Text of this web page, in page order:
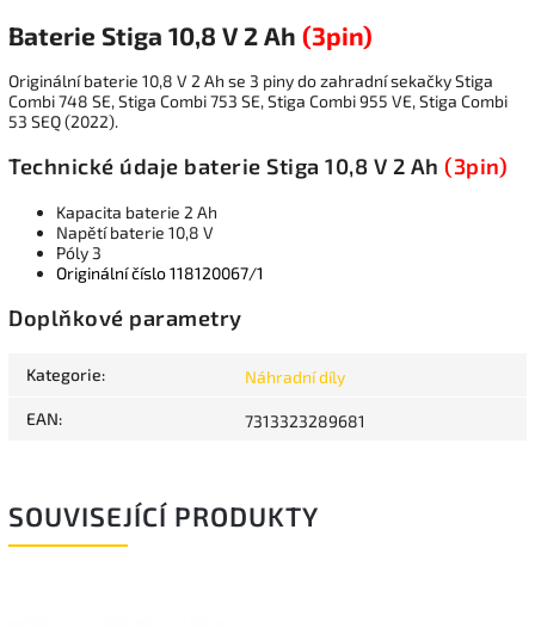
Baterie Stiga 10,8 V 2 Ah (3pin)
Originální baterie 10,8 V 2 Ah se 3 piny do zahradní sekačky Stiga
Combi 748 SE, Stiga Combi 753 SE, Stiga Combi 955 VE, Stiga Combi
53 SEQ (2022).
Technické údaje baterie Stiga 10,8 V 2 Ah (3pin)
Kapacita baterie 2 Ah
Napětí baterie 10,8 V
Póly 3
Originální číslo 118120067/1
Doplňkové parametry
Kategorie: Náhradní díly
EAN: 7313323289681
SOUVISEJÍCÍ PRODUKTY